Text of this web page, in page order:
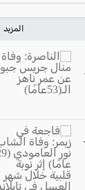
المزيد